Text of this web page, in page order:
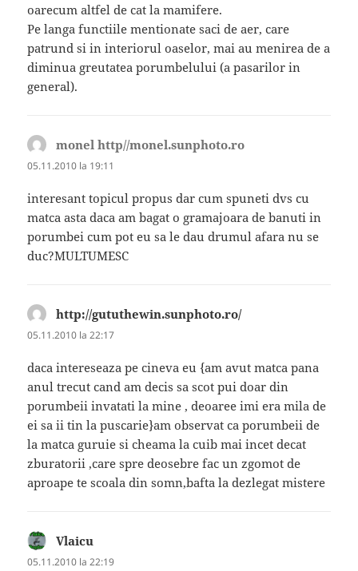
oarecum altfel de cat la mamifere.
Pe langa functiile mentionate saci de aer, care
patrund si in interiorul oaselor, mai au menirea de a
diminua greutatea porumbelului (a pasarilor in
general).
monel http//monel.sunphoto.ro
05.11.2010 la 19:11
interesant topicul propus dar cum spuneti dvs cu
matca asta daca am bagat o gramajoara de banuti in
porumbei cum pot eu sa le dau drumul afara nu se
duc?MULTUMESC
http://gututhewin.sunphoto.ro/spune:
05.11.2010 la 22:17
daca intereseaza pe cineva eu {am avut matca pana
anul trecut cand am decis sa scot pui doar din
porumbeii invatati la mine , deoaree imi era mila de
ei sa ii tin la puscarie}am observat ca porumbeii de
la matca guruie si cheama la cuib mai incet decat
zburatorii ,care spre deosebre fac un zgomot de
aproape te scoala din somn,bafta la dezlegat mistere
Vlaicu
05.11.2010 la 22:19